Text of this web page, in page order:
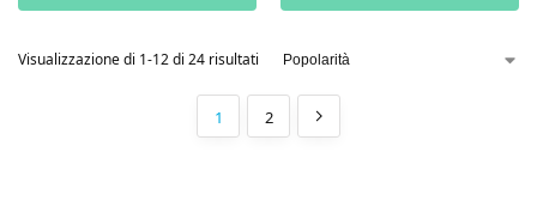
Visualizzazione di 1-12 di 24 risultati
1 2